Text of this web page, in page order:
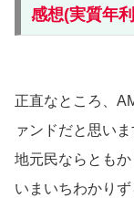
感想(実質年
正直なところ、
ァンドだと思いま
地元民ならとも
いまいちわかり